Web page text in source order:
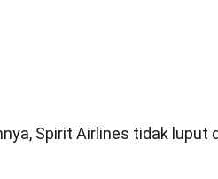
Spirit Airlines tidak luput